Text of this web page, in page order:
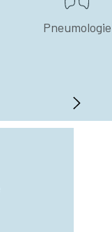
Pneumologie